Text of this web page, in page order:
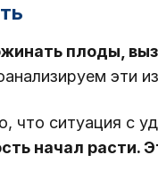
плоды,
эти
что ситуация с
начал расти.